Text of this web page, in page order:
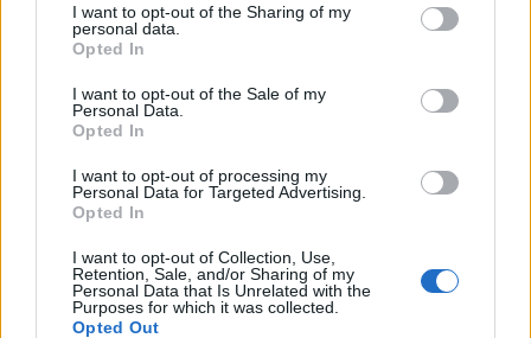
I want to opt-out of the Sharing of my
personal data.
Opted In
I want to opt-out of the Sale of my
Personal Data.
Opted In
I want to opt-out of processing my
Personal Data for Targeted Advertising.
Opted In
I want to opt-out of Collection, Use,
Retention, Sale, and/or Sharing of my
Personal Data that Is Unrelated with the
Purposes for which it was collected.
Opted Out
Senaste inlägget av jarleb för 23 timmar sedan Projekt
Volvo 245 ?Turbo?
Senaste inlägget av Marurb1 onsdag 23:42 Projekt
Renovering av en Honda Civic Aerodeck
Senaste inlägget avXebers76 onsdag 20:48 Projekt
Nyaste forumtrådarna
ID 4 vs XC 40 ? 2 svar
Senaste inlägget avKenthIJ2 för 1 timme sedan
hybridbilar